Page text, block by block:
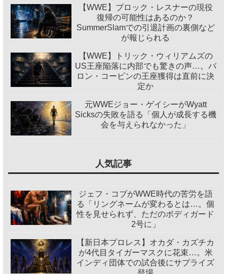
【WWE】ブロック・レスナーの現役
復帰の可能性はあるのか？
SummerSlamでの引退計画の裏側など
が報じられる
【WWE】トリック・ウィリアムズの
US王座陥落に内部でも驚きの声…。バ
ロン・コービンの王座獲得は直前に決
定か
元WWEジョー・ゲイシーがWyatt
Sicksの失敗を語る「個人が成長する機
会を与えられなかった」
人気記事
ジェフ・コブがWWE時代の苦労を語
る「リングネームが変わるとは…。個
性を見せられず、ただのボディガード
2号に」
【新日本プロレス】オカダ・カズチカ
が4代目タイガーマスクに花束…。米
インディ団体での試合後にサプライズ